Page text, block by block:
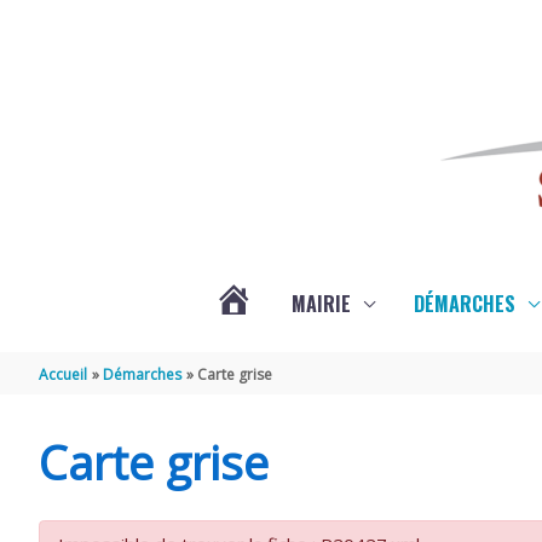
MAIRIE DÉMARCHES
Accueil Démarches Carte grise
Carte grise